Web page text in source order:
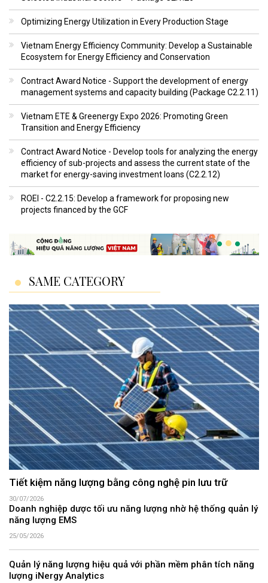
Optimizing Energy Utilization in Every Production Stage
Vietnam Energy Efficiency Community: Develop a Sustainable
Ecosystem for Energy Efficiency and Conservation
Contract Award Notice - Support the development of energy
management systems and capacity building (Package C2.2.11)
Vietnam ETE & Greenergy Expo 2026: Promoting Green
Transition and Energy Efficiency
Contract Award Notice - Develop tools for analyzing the energy
efficiency of sub-projects and assess the current state of the
market for energy-saving investment loans (C2.2.12)
ROEI - C2.2.15: Develop a framework for proposing new
projects financed by the GCF
SAME CATEGORY
Tiết kiệm năng lượng bằng công nghệ pin lưu trữ
30/07/2026
Doanh nghiệp dược tối ưu năng lượng nhờ hệ thống quản lý
năng lượng EMS
25/05/2026
Quản lý năng lượng hiệu quả với phần mềm phân tích năng
lượng iNergy Analytics